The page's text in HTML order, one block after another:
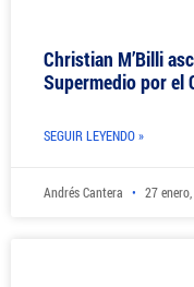
Christian M’Billi
Supermedio por el
SEGUIR LEYENDO »
Andrés Cantera 27